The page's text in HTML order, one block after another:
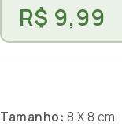
R$ 9,99
Tamanho: 8 X 8 cm